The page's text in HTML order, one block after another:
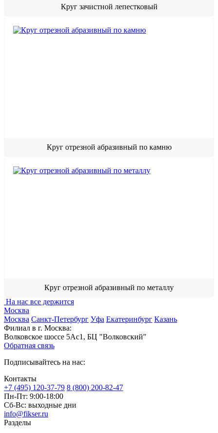
Круг зачистной лепестковый
Круг отрезной абразивный по камню
Круг отрезной абразивный по металлу
На нас все держится
Москва
Москва Санкт-Петербург Уфа Екатеринбург Казань
Филиал в г. Москва:
Волковское шоссе 5Ас1, БЦ "Волковский"
Обратная связь
Подписывайтесь на нас:
Контакты
+7 (495) 120-37-79 8 (800) 200-82-47
Пн-Пт: 9:00-18:00
Сб-Вс: выходные дни
info@fikser.ru
Разделы